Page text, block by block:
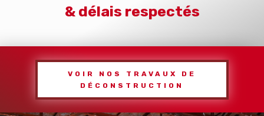
& délais respectés
VOIR NOS TRAVAUX DE
DÉCONSTRUCTION